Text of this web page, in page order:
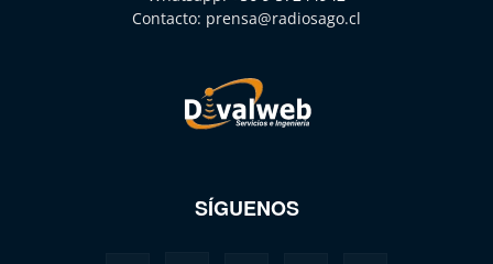
Contacto: prensa@radiosago.cl
SÍGUENOS